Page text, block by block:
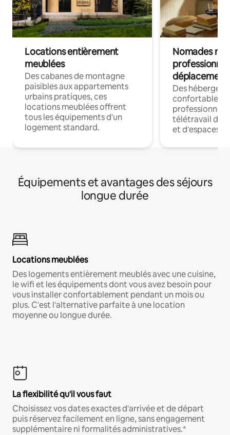
Locations entièrement
meublées
Des cabanes de montagne
paisibles aux appartements
urbains pratiques, ces
locations meublées offrent
tous les équipements d'un
logement standard.
Nomades
déplacement
Des
confortables
professionnels
télétravail
et d'espaces
Équipements et avantages des séjours
longue durée
Locations meublées
Des logements entièrement meublés avec une cuisine,
le wifi et les équipements dont vous avez besoin pour
vous installer confortablement pendant un mois ou
plus. C'est l'alternative parfaite à une location
moyenne ou longue durée.
La flexibilité qu'il vous faut
Choisissez vos dates exactes d'arrivée et de départ
puis réservez facilement en ligne, sans engagement
supplémentaire ni formalités administratives.*